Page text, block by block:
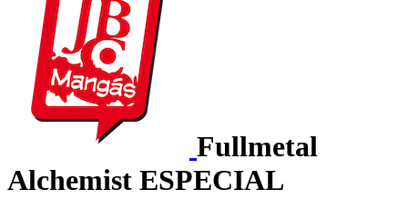
Fullmetal
Alchemist ESPECIAL